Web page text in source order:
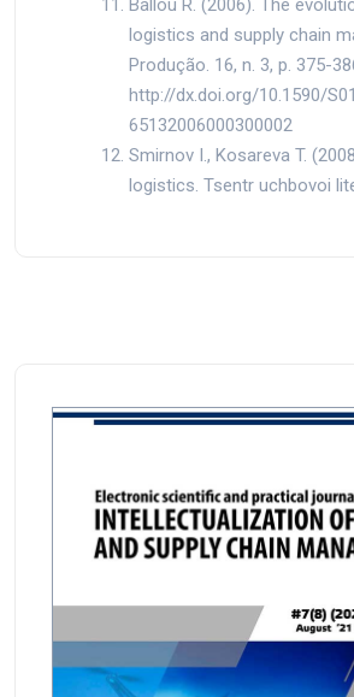
Ballou R. (2006). The
logistics and supply chain
Produção. 16, n. 3, p. 375-
http://dx.doi.org/10.1590/
65132006000300002
Smirnov I., Kosareva T.
logistics. Tsentr uchbovoi